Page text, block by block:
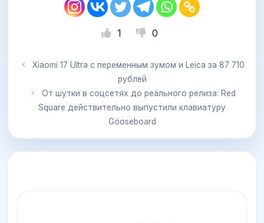
1 0
Xiaomi 17 Ultra с переменным зумом и Leica за 87 710
рублей
От шутки в соцсетях до реального релиза: Red
Square действительно выпустили клавиатуру
Gooseboard